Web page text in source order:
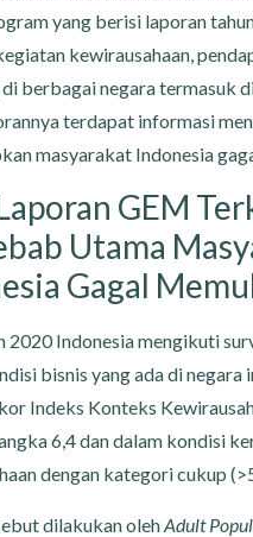
yang berisi laporan
kewirausahaan,
berbagai negara termasuk
terdapat informasi
masyarakat Indonesia
GEM
Utama
Gagal
2020 Indonesia mengikuti
bisnis yang ada di negara
Indeks Konteks
6,4 dan dalam kondisi
dengan kategori cukup
dilakukan olehAdult